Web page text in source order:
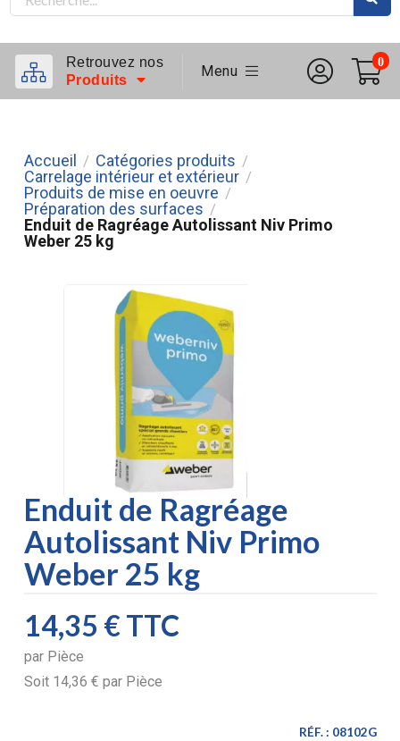
Retrouvez nos
Produits
Menu
0
Accueil / Catégories produits /
Carrelage intérieur et extérieur /
Produits de mise en oeuvre /
Préparation des surfaces /
Enduit de Ragréage Autolissant Niv Primo
Weber 25 kg
Enduit de Ragréage
Autolissant Niv Primo
Weber 25 kg
14,35 €TTC
par Pièce
Soit 14,36 € par Pièce
RÉF. : 08102G